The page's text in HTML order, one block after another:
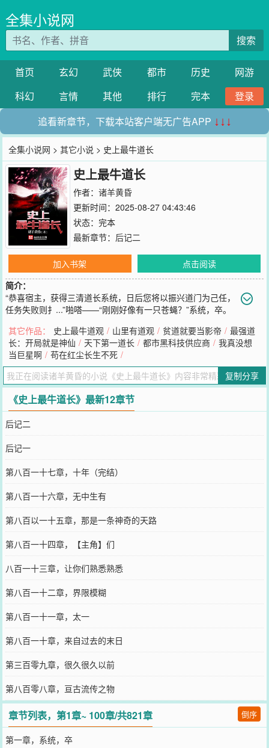
全集小说网
搜索
首页 玄幻 武侠 都市 历史
网游
科幻
言情 其他 排行 完本
登录
追看新章节，下载本站客户端无广告APP ↓↓↓
全集小说网 >其它小说 > 史上最牛道长
史上最牛道长
作者： 诸羊黄昏
更新时间：2025-08-27 04:43:46
状态：完本
最新章节： 后记二
加入书架
点击阅读
简介：
“恭喜宿主，获得三清道长系统，日后您将以振兴道门为己任，
任务失败则扌...”啪嗒——“刚刚好像有一只苍蝇？”系统，卒。
您要是觉得《史上最牛道长 》还不错的话请不要忘记向您QQ群和微博
微信里的朋友推荐哦！
其它作品： 史上最牛道观 / 山里有道观 / 贫道就要当影帝 / 最强道
长：开局就是神仙 / 天下第一道长 / 都市黑科技供应商 / 我真没想
当巨星啊 / 苟在红尘长生不死 /
复制分享
《史上最牛道长》最新12章节
后记二
后记一
第八百一十七章，十年（完结）
第八百一十六章，无中生有
第八百以一十五章，那是一条神奇的天路
第八百一十四章，【主角】们
八百一十三章，让你们熟悉熟悉
第八百一十二章，界限模糊
第八百一十一章，太一
第八百一十章，来自过去的末日
第三百零九章，很久很久以前
第八百零八章，亘古流传之物
章节列表，第1章~ 100章/共821章 倒序
第一章，系统，卒